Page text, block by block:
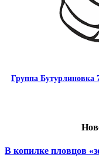
Группа Бутурлиновка
В копилке пловцов